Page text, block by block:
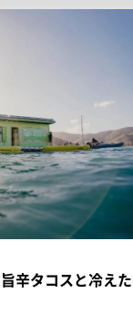
辛タコスと冷えた